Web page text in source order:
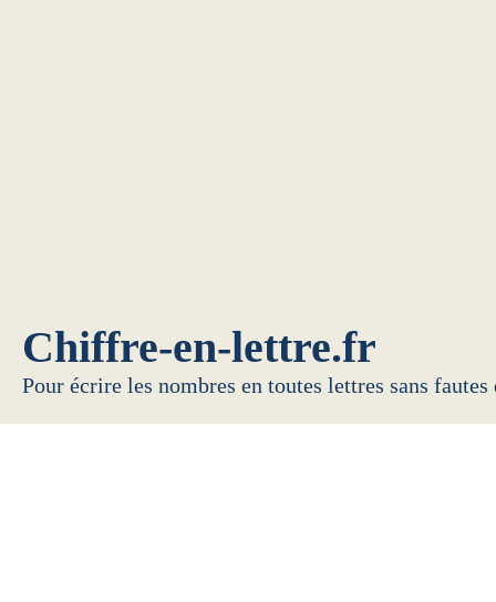
Chiffre-en-lettre.fr
Pour écrire les nombres en toutes lettres sans